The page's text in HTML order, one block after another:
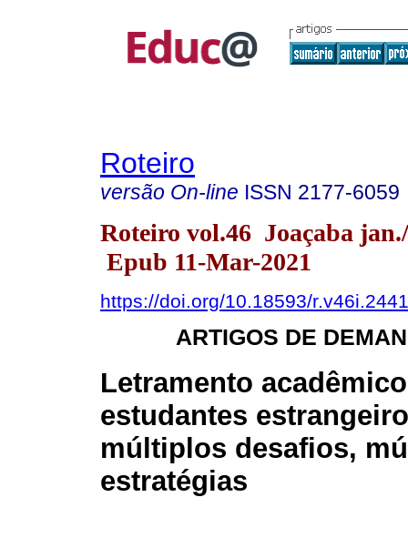
Roteiro
versão On-line ISSN 2177-6059
Roteiro vol.46 Joaçaba
Epub 11-Mar-2021
https://doi.org/10.18593/
ARTIGOS DE
Letramento
estudantes
múltiplos desafios,
estratégias